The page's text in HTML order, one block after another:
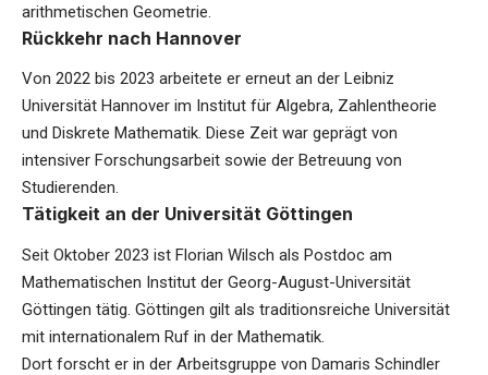
arithmetischen Geometrie.
Rückkehr nach Hannover
Von 2022 bis 2023 arbeitete er erneut an der Leibniz
Universität Hannover im Institut für Algebra, Zahlentheorie
und Diskrete Mathematik. Diese Zeit war geprägt von
intensiver Forschungsarbeit sowie der Betreuung von
Studierenden.
Tätigkeit an der Universität Göttingen
Seit Oktober 2023 ist Florian Wilsch als Postdoc am
Mathematischen Institut der Georg-August-Universität
Göttingen tätig. Göttingen gilt als traditionsreiche Universität
mit internationalem Ruf in der Mathematik.
Dort forscht er in der Arbeitsgruppe von Damaris Schindler